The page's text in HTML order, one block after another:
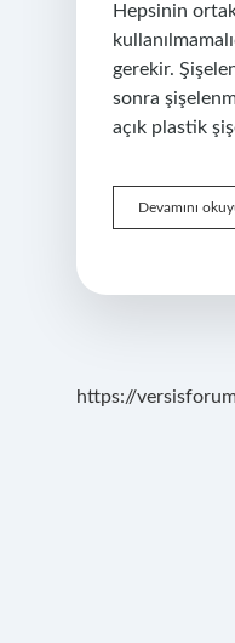
Hepsinin
gerekir.
sonra
açık plastik
Devamını
https://